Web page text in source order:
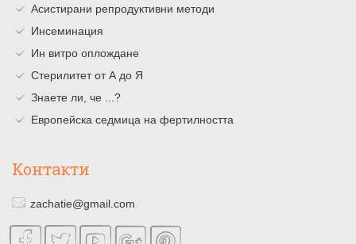
Асистирани репродуктивни методи
Инсеминация
Ин витро оплождане
Стерилитет от А до Я
Знаете ли, че ...?
Европейска седмица на фертилността
Контакти
zachatie@gmail.com